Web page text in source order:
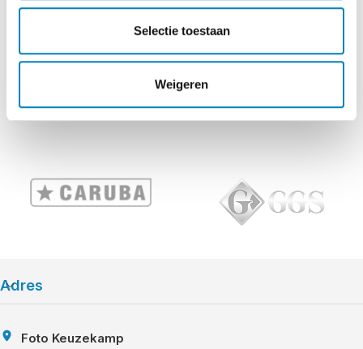
Selectie toestaan
Weigeren
Adres
Foto Keuzekamp